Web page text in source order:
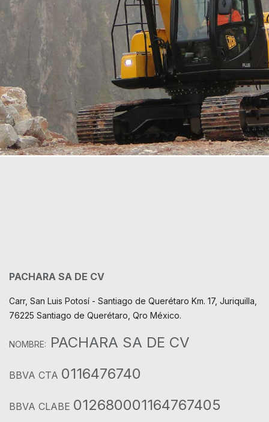
PACHARA SA DE CV
Carr, San Luis Potosí - Santiago de Querétaro Km. 17, Juriquilla,
76225 Santiago de Querétaro, Qro México.
NOMBRE: PACHARA SA DE CV
BBVA CTA 0116476740
BBVA CLABE 012680001164767405